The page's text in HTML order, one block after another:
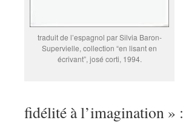
traduit de l’espagnol par Silvia Baron-
Supervielle, collection “en lisant en
écrivant”, josé corti, 1994.
fidélité à l’imagination » :